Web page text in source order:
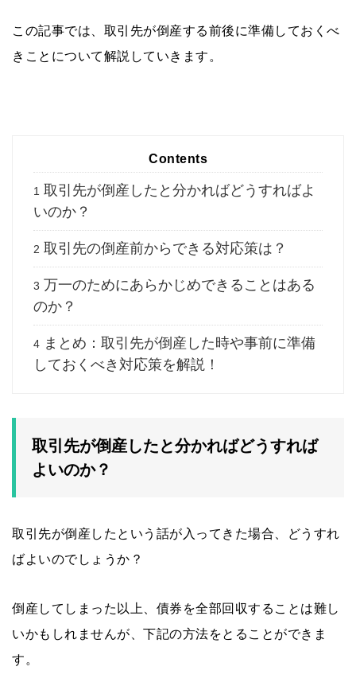
この記事では、取引先が倒産する前後に準備しておくべ
きことについて解説していきます。
Contents
1 取引先が倒産したと分かればどうすればよ
いのか？
2 取引先の倒産前からできる対応策は？
3 万一のためにあらかじめできることはある
のか？
4 まとめ：取引先が倒産した時や事前に準備
しておくべき対応策を解説！
取引先が倒産したと分かればどうすれば
よいのか？
取引先が倒産したという話が入ってきた場合、どうすれ
ばよいのでしょうか？
倒産してしまった以上、債券を全部回収することは難し
いかもしれませんが、下記の方法をとることができま
す。